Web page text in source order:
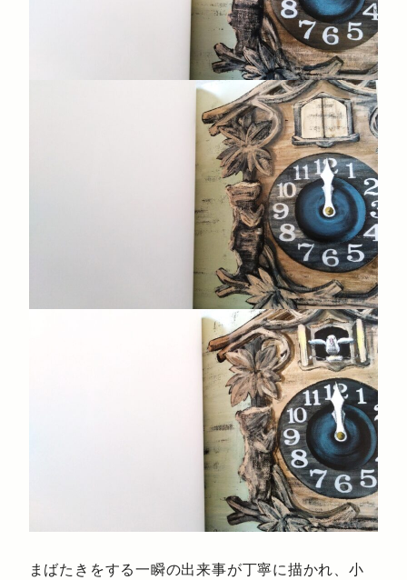
まばたきをする一瞬の出来事が丁寧に描かれ、小